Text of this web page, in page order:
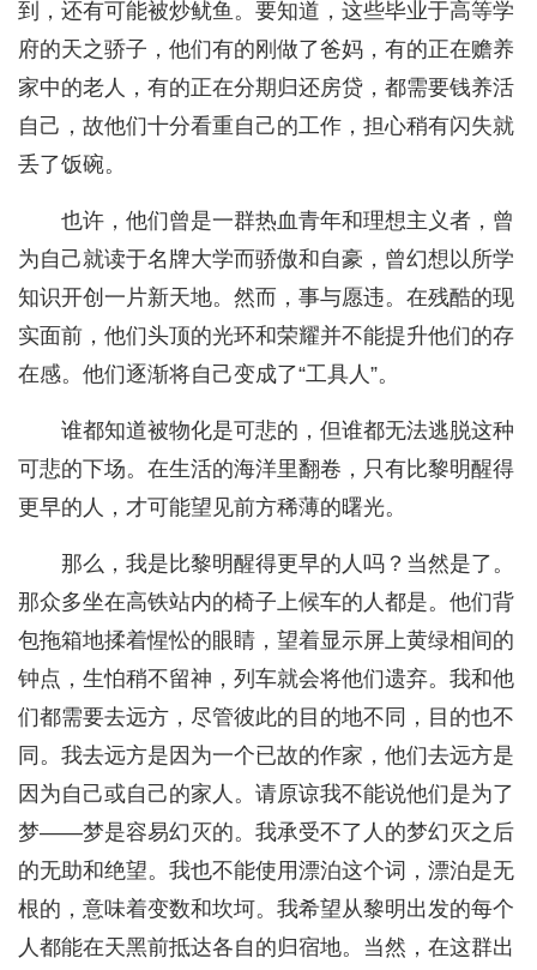
到，还有可能被炒鱿鱼。要知道，这些毕业于高等学
府的天之骄子，他们有的刚做了爸妈，有的正在赡养
家中的老人，有的正在分期归还房贷，都需要钱养活
自己，故他们十分看重自己的工作，担心稍有闪失就
丢了饭碗。
也许，他们曾是一群热血青年和理想主义者，曾
为自己就读于名牌大学而骄傲和自豪，曾幻想以所学
知识开创一片新天地。然而，事与愿违。在残酷的现
实面前，他们头顶的光环和荣耀并不能提升他们的存
在感。他们逐渐将自己变成了“工具人”。
谁都知道被物化是可悲的，但谁都无法逃脱这种
可悲的下场。在生活的海洋里翻卷，只有比黎明醒得
更早的人，才可能望见前方稀薄的曙光。
那么，我是比黎明醒得更早的人吗？当然是了。
那众多坐在高铁站内的椅子上候车的人都是。他们背
包拖箱地揉着惺忪的眼睛，望着显示屏上黄绿相间的
钟点，生怕稍不留神，列车就会将他们遗弃。我和他
们都需要去远方，尽管彼此的目的地不同，目的也不
同。我去远方是因为一个已故的作家，他们去远方是
因为自己或自己的家人。请原谅我不能说他们是为了
梦——梦是容易幻灭的。我承受不了人的梦幻灭之后
的无助和绝望。我也不能使用漂泊这个词，漂泊是无
根的，意味着变数和坎坷。我希望从黎明出发的每个
人都能在天黑前抵达各自的归宿地。当然，在这群出